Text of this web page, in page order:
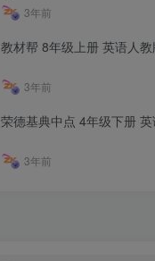
3年前
教材帮 8年级上册 英语人
3年前
荣德基典中点 4年级下册
3年前